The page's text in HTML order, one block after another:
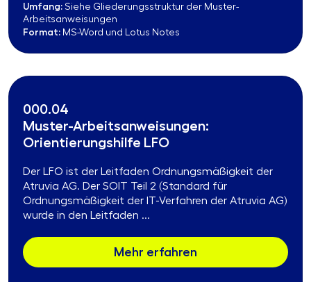
Umfang: Siehe Gliederungsstruktur der Muster-
Arbeitsanweisungen
Format: MS-Word und Lotus Notes
000.04
Muster-Arbeitsanweisungen:
Orientierungshilfe LFO
Der LFO ist der Leitfaden Ordnungsmäßigkeit der
Atruvia AG. Der SOIT Teil 2 (Standard für
Ordnungsmäßigkeit der IT-Verfahren der Atruvia AG)
wurde in den Leitfaden ...
Mehr erfahren